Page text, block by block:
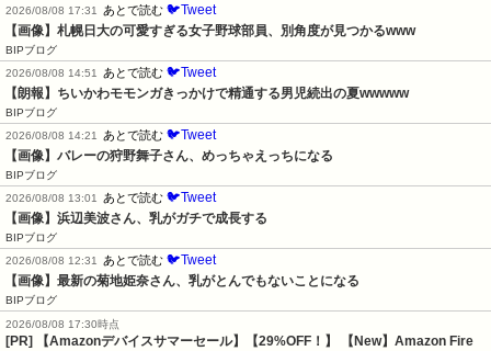
2026/08/08 17:31
あとで読む 🐦Tweet
【画像】札幌日大の可愛すぎる女子野球部員、別角度が見つかるwww
BIPブログ
2026/08/08 14:51
あとで読む 🐦Tweet
【朗報】ちいかわモモンガきっかけで精通する男児続出の夏wwwww
BIPブログ
2026/08/08 14:21
あとで読む 🐦Tweet
【画像】バレーの狩野舞子さん、めっちゃえっちになる
BIPブログ
2026/08/08 13:01
あとで読む 🐦Tweet
【画像】浜辺美波さん、乳がガチで成長する
BIPブログ
2026/08/08 12:31
あとで読む 🐦Tweet
【画像】最新の菊地姫奈さん、乳がとんでもないことになる
BIPブログ
2026/08/08 17:30時点
[PR] 【Amazonデバイスサマーセール】【29%OFF！】 【New】Amazon Fire